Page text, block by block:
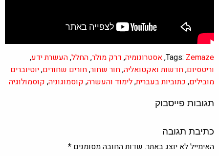
Tags: Zemaze
,אסטרונומיה, דרק מולר,החלל,העשרת ידע,
וריטסיום,חדשות ואקטואליה,חור שחור,חורים שחורים,יוטיוברים
מובילים, כתוביות בעברית,לימוד והעשרה, קוסמוגוניה, קוסמולוגיה
תגובות פייסבוק
כתיבת תגובה
האימייל לא יוצג באתר. שדות החובה מסומנים *